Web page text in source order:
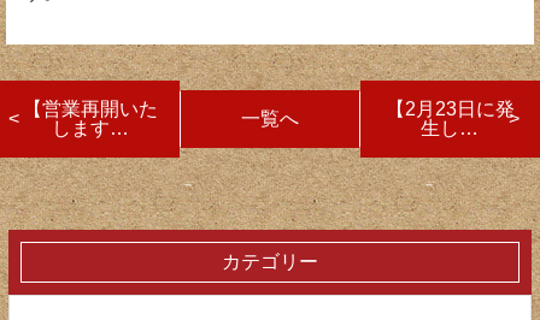
【営業再開いた
します…
一覧へ
【2月23日に発
生し…
カテゴリー